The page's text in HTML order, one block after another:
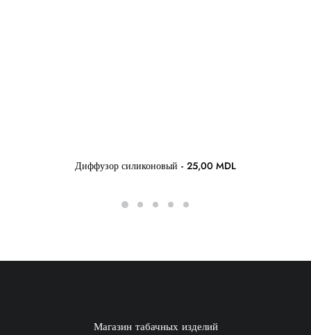
Диффузор силиконовый 25,00 MDL
Магазин табачных изделий